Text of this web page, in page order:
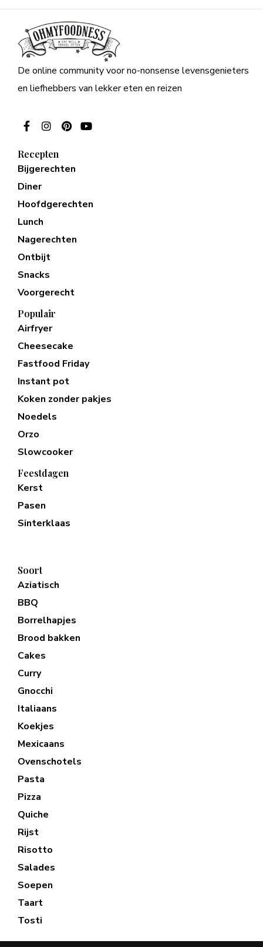
De online community voor no-nonsense levensgenieters
en liefhebbers van lekker eten en reizen
Recepten
Bijgerechten
Diner
Hoofdgerechten
Lunch
Nagerechten
Ontbijt
Snacks
Voorgerecht
Populair
Airfryer
Cheesecake
Fastfood Friday
Instant pot
Koken zonder pakjes
Noedels
Orzo
Slowcooker
Feestdagen
Kerst
Pasen
Sinterklaas
Soort
Aziatisch
BBQ
Borrelhapjes
Brood bakken
Cakes
Curry
Gnocchi
Italiaans
Koekjes
Mexicaans
Ovenschotels
Pasta
Pizza
Quiche
Rijst
Risotto
Salades
Soepen
Taart
Tosti